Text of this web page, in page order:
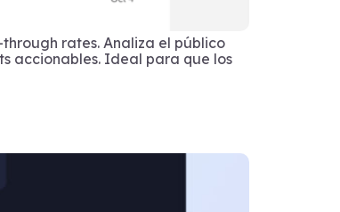
rates. Analiza el público
accionables. Ideal para que los